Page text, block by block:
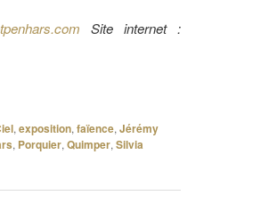
Site internet :
, exposition, faïence, Jérémy
, Porquier, Quimper, Silvia